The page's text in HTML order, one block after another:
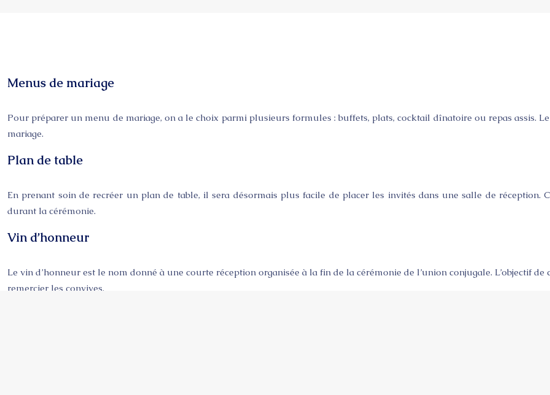
Menus de mariage
Pour préparer un menu de mariage, on a le choix parmi plusieurs formules : buffets, plats, cocktail dînatoire ou repas assis.
mariage.
Plan de table
En prenant soin de recréer un plan de table, il sera désormais plus facile de placer les invités dans une salle de réception.
durant la cérémonie.
Vin d’honneur
Le vin d’honneur est le nom donné à une courte réception organisée à la fin de la cérémonie de l’union conjugale. L’objectif
remercier les convives.